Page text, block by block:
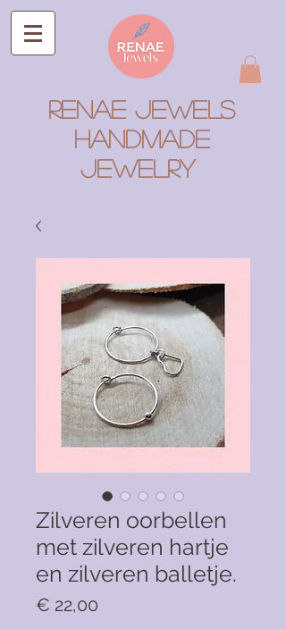
RENAE JEWELS
Handmade
Jewelry
Zilveren oorbellen
met zilveren hartje
en zilveren balletje.
€ 22,00